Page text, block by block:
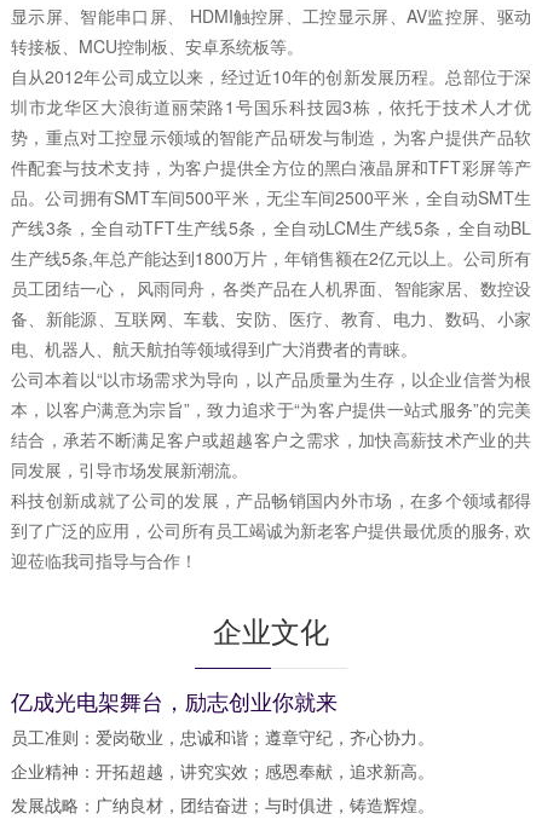
显示屏、智能串口屏、 HDMI触控屏、工控显示屏、AV监控屏、驱动
转接板、MCU控制板、安卓系统板等。
自从2012年公司成立以来，经过近10年的创新发展历程。总部位于深
圳市龙华区大浪街道丽荣路1号国乐科技园3栋，依托于技术人才优
势，重点对工控显示领域的智能产品研发与制造，为客户提供产品软
件配套与技术支持，为客户提供全方位的黑白液晶屏和TFT彩屏等产
品。公司拥有SMT车间500平米，无尘车间2500平米，全自动SMT生
产线3条，全自动TFT生产线5条，全自动LCM生产线5条，全自动BL
生产线5条,年总产能达到1800万片，年销售额在2亿元以上。公司所有
员工团结一心， 风雨同舟，各类产品在人机界面、智能家居、数控设
备、新能源、互联网、车载、安防、医疗、教育、电力、数码、小家
电、机器人、航天航拍等领域得到广大消费者的青睐。
公司本着以“以市场需求为导向，以产品质量为生存，以企业信誉为根
本，以客户满意为宗旨”，致力追求于“为客户提供一站式服务”的完美
结合，承若不断满足客户或超越客户之需求，加快高薪技术产业的共
同发展，引导市场发展新潮流。
科技创新成就了公司的发展，产品畅销国内外市场，在多个领域都得
到了广泛的应用，公司所有员工竭诚为新老客户提供最优质的服务, 欢
迎莅临我司指导与合作！
企业文化
亿成光电架舞台，励志创业你就来
员工准则：爱岗敬业，忠诚和谐；遵章守纪，齐心协力。
企业精神：开拓超越，讲究实效；感恩奉献，追求新高。
发展战略：广纳良材，团结奋进；与时俱进，铸造辉煌。